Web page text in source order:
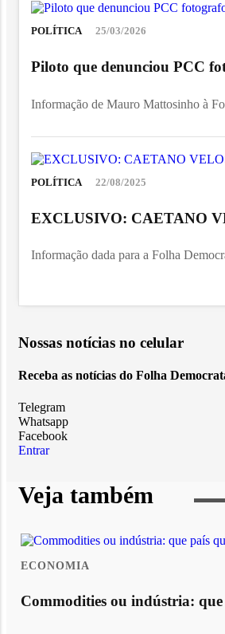
POLÍTICA 25/03/2026
Piloto que denunciou PCC
Informação de Mauro Mattosinho à
POLÍTICA 22/08/2025
EXCLUSIVO: CAETANO
Informação dada para a Folha
Nossas notícias no celular
Receba as notícias do Folha
Telegram
Whatsapp
Facebook
Entrar
Veja também
ECONOMIA
Commodities ou indústria: